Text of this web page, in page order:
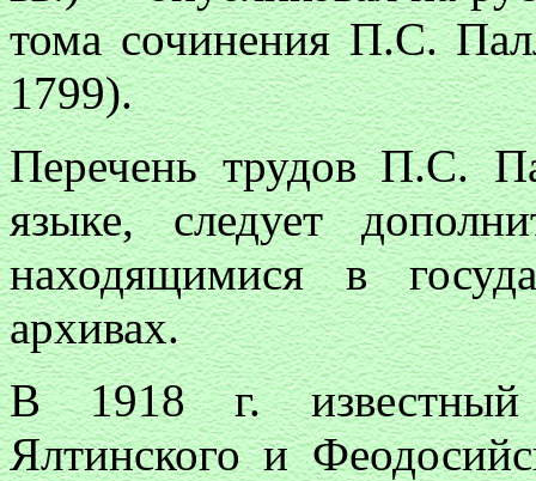
тома сочинения П.С.
1799).
Перечень трудов П.С.
языке, следует
находящимися в
архивах.
В 1918 г. известный
Ялтинского и